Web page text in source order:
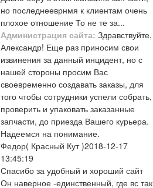
но последнееврнмя к клиентам очень
плохое отношение То не те за...
Администрация сайта: Здравствуйте,
Александр! Еще раз приносим свои
извинения за данный инцидент, но с
нашей стороны просим Вас
своевременно создавать заказы, для
того чтобы сотрудники успели собрать,
проверить и упаковать заказанные
запчасти, до приезда Вашего курьера.
Надеемся на понимание.
Федор( Красный Кут )2018-12-17
13:45:19
Спасибо за удобный и хороший сайт
Он наверное -единственный, где вс так